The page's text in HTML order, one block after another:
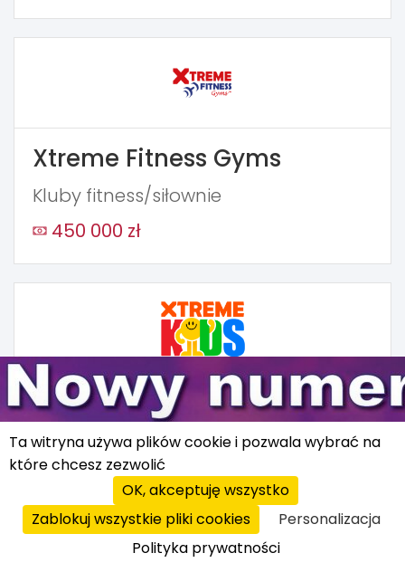
Xtreme Fitness Gyms
Kluby fitness/siłownie
450 000 zł
Xtreme KiDS
Sale zabaw dla dzieci
475 000 zł
Ta witryna używa plików cookie i pozwala wybrać na
które chcesz zezwolić
OK, akceptuję wszystko
Zablokuj wszystkie pliki cookies
Personalizacja
Polityka prywatności